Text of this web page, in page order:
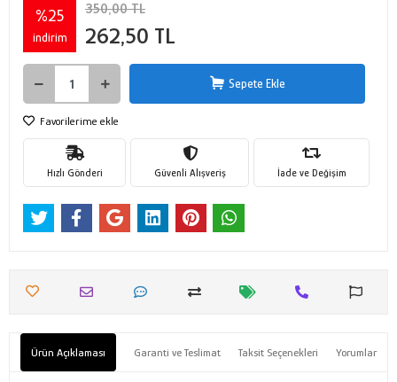
%25
indirim
350,00 TL
262,50 TL
Sepete Ekle
Favorilerime ekle
Hızlı Gönderi Güvenli Alışveriş İade ve Değişim
Ürün Açıklaması Garanti ve Teslimat Taksit Seçenekleri Yorumlar